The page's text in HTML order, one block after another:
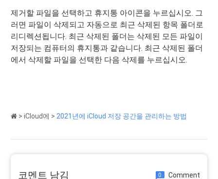
제거할 파일을 선택하고 휴지통 아이콘을 누르십시오. 그
러면 파일이 삭제되고 자동으로 최근 삭제된 항목 폴더로
리디렉션됩니다. 최근 삭제된 폴더는 삭제된 모든 파일이
저장되는 컴퓨터의 휴지통과 같습니다. 최근 삭제된 폴더
에서 삭제할 파일을 선택한 다음 삭제를 누르십시오.
>iCloud에 > 2021년에 iCloud 저장 공간을 관리하는 방법
코멘트 남김 0 Comment